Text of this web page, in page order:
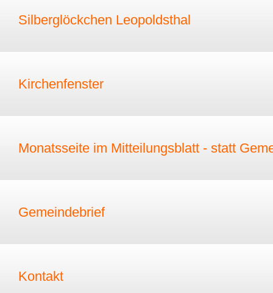
Silberglöckchen Leopoldsthal
Kirchenfenster
Monatsseite im Mitteilungsblatt - statt
Gemeindebrief
Kontakt